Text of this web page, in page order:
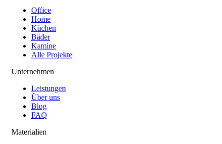
Office
Home
Küchen
Bäder
Kamine
Alle Projekte
Unternehmen
Leistungen
Über uns
Blog
FAQ
Materialien